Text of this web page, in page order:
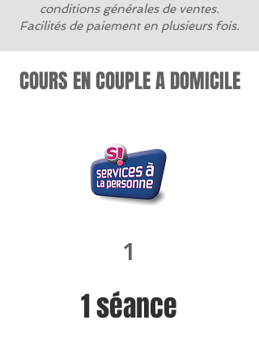
conditions générales de ventes.
Facilités de paiement en plusieurs fois.
COURS EN COUPLE A DOMICILE
1
1 séance